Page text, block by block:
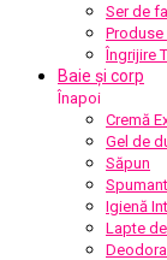
Ser de
Produse
Îngrijire
Baie și corp
Înapoi
Cremă
Gel de
Săpun
Igienă
Lapte